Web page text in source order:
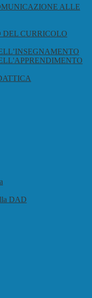
ALLE
CURRICOLO
DAD